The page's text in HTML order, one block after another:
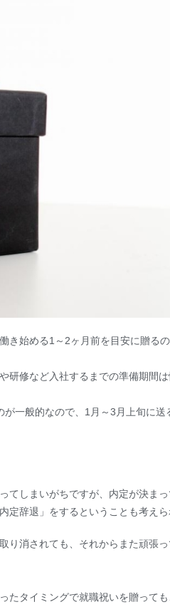
き始める1～2ヶ月前を目安に贈る
研修など入社するまでの準備期間は
一般的なので、1月～3月上旬に送
てしまいがちですが、内定が決ま
定辞退」をするということも考えら
り消されても、それからまた頑張
たタイミングで就職祝いを贈って